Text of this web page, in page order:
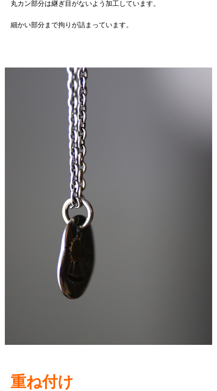
丸カン部分は継ぎ目がないよう加工しています。
細かい部分まで拘りが詰まっています。
重ね付け